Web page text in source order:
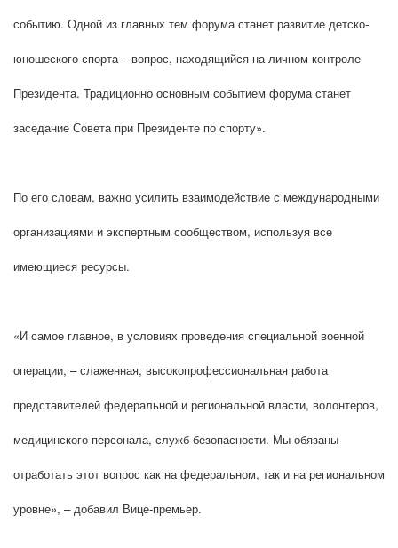
событию. Одной из главных тем форума станет развитие детско-
юношеского спорта – вопрос, находящийся на личном контроле
Президента. Традиционно основным событием форума станет
заседание Совета при Президенте по спорту».
По его словам, важно усилить взаимодействие с международными
организациями и экспертным сообществом, используя все
имеющиеся ресурсы.
«И самое главное, в условиях проведения специальной военной
операции, – слаженная, высокопрофессиональная работа
представителей федеральной и региональной власти, волонтеров,
медицинского персонала, служб безопасности. Мы обязаны
отработать этот вопрос как на федеральном, так и на региональном
уровне», – добавил Вице-премьер.